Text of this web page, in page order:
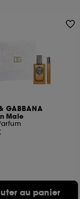
GABBANA
Male
au panier